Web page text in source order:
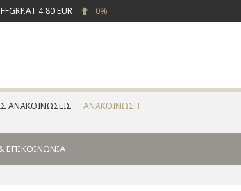
FFGRP.AT 4.80 EUR 0%
ΑΝΑΚΟΙΝΩΣΕΙΣ ΑΝΑΚΟΙΝΩΣΗ
ΕΠΙΚΟΙΝΩΝΙΑ